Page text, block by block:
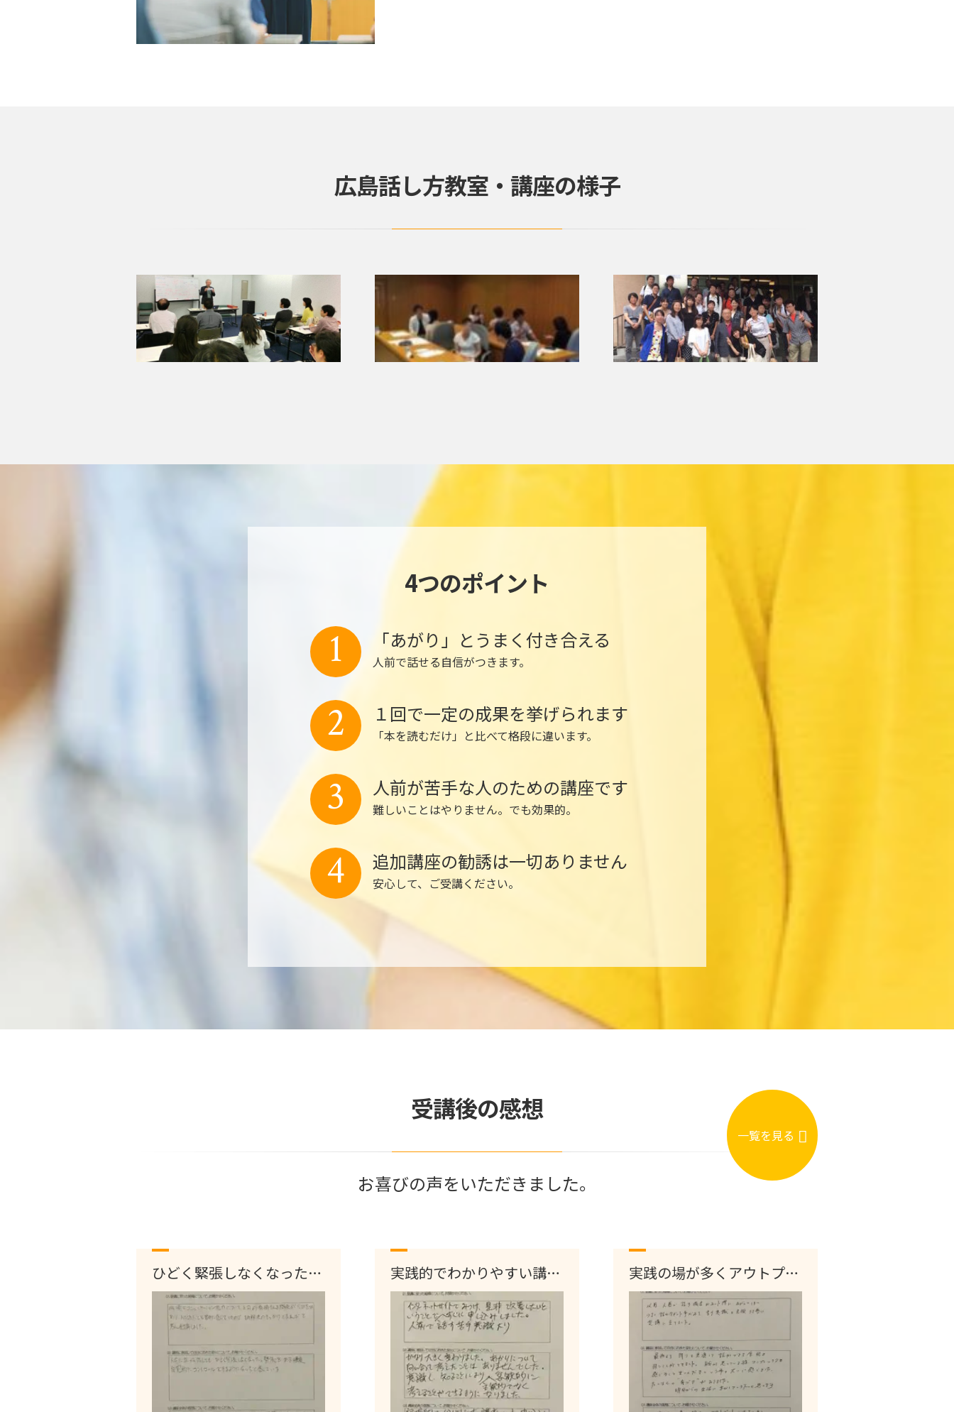
広島話し方教室・講座の様子
4つのポイント
「あがり」とうまく付き合える
人前で話せる自信がつきます。
1
１回で一定の成果を挙げられます
「本を読むだけ」と比べて格段に違います。
2
人前が苦手な人のための講座です
難しいことはやりません。でも効果的。
3
追加講座の勧誘は一切ありません
安心して、ご受講ください。
4
受講後の感想
お喜びの声をいただきました。
一覧を見る
ひどく緊張しなくなった。
（広島）
実践的でわかりやすい講座
です。（広島）
実践の場が多くアウトプッ
トできる。（広島）